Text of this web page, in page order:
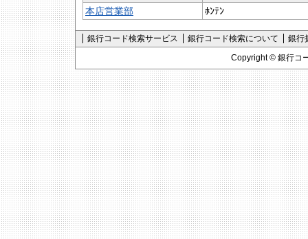
本店営業部
ﾎﾝﾃﾝ
銀行コード検索サービス 銀行コード検索について
銀行
Copyright © 銀行コ